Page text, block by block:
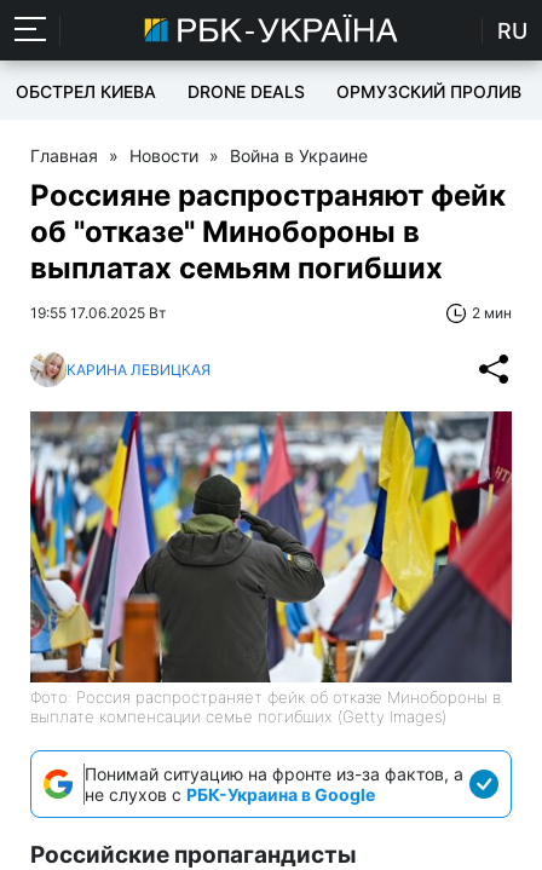
RU
ОБСТРЕЛ КИЕВА DRONE DEALS ОРМУЗСКИЙ ПРОЛИВ
Главная » Новости » Война в Украине
Россияне распространяют фейк
об "отказе" Минобороны в
выплатах семьям погибших
19:55 17.06.2025 Вт 2 мин
КАРИНА ЛЕВИЦКАЯ
Фото: Россия распространяет фейк об отказе Минобороны в
выплате компенсации семье погибших (Getty Images)
Понимай ситуацию на фронте из-за фактов, а
не слухов с РБК-Украина в Google
Российские пропагандисты